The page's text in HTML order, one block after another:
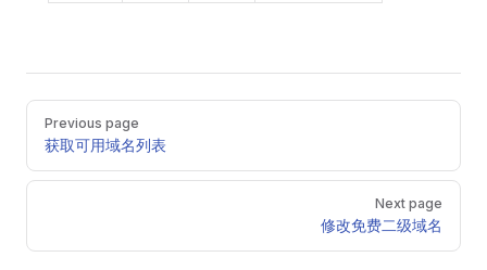
Pager
Previous page
获取可用域名列表
Next page
修改免费二级域名